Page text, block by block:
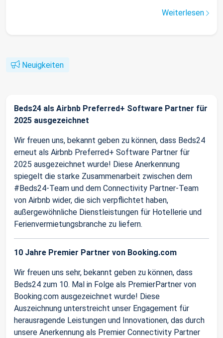
Weiterlesen
Neuigkeiten
Beds24 als Airbnb Preferred+ Software Partner für
2025 ausgezeichnet
Wir freuen uns, bekannt geben zu können, dass Beds24
erneut als Airbnb Preferred+ Software Partner für
2025 ausgezeichnet wurde! Diese Anerkennung
spiegelt die starke Zusammenarbeit zwischen dem
#Beds24-Team und dem Connectivity Partner-Team
von Airbnb wider, die sich verpflichtet haben,
außergewöhnliche Dienstleistungen für Hotellerie und
Ferienvermietungsbranche zu liefern.
10 Jahre Premier Partner von Booking.com
Wir freuen uns sehr, bekannt geben zu können, dass
Beds24 zum 10. Mal in Folge als PremierPartner von
Booking.com ausgezeichnet wurde! Diese
Auszeichnung unterstreicht unser Engagement für
herausragende Leistungen und Innovationen, das durch
unsere Anerkennung als Premier Connectivity Partner